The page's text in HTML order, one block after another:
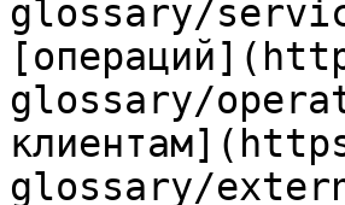
glossary/
glossary/
glossary/